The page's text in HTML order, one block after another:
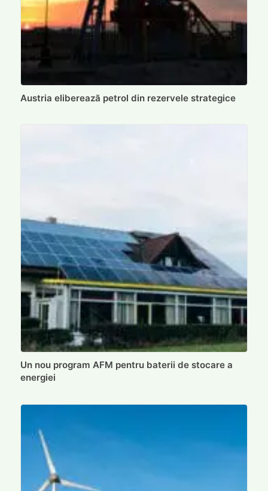
Austria eliberează petrol din rezervele strategice
Un nou program AFM pentru baterii de stocare a
energiei